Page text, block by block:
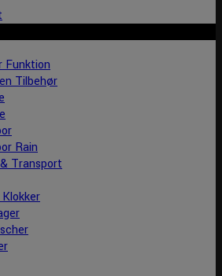
Funktion
Tilbehør
Rain
Transport